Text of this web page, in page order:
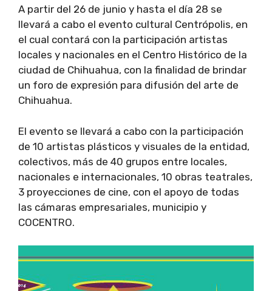
A partir del 26 de junio y hasta el día 28 se
llevará a cabo el evento cultural Centrópolis, en
el cual contará con la participación artistas
locales y nacionales en el Centro Histórico de la
ciudad de Chihuahua, con la finalidad de brindar
un foro de expresión para difusión del arte de
Chihuahua.
El evento se llevará a cabo con la participación
de 10 artistas plásticos y visuales de la entidad,
colectivos, más de 40 grupos entre locales,
nacionales e internacionales, 10 obras teatrales,
3 proyecciones de cine, con el apoyo de todas
las cámaras empresariales, municipio y
COCENTRO.